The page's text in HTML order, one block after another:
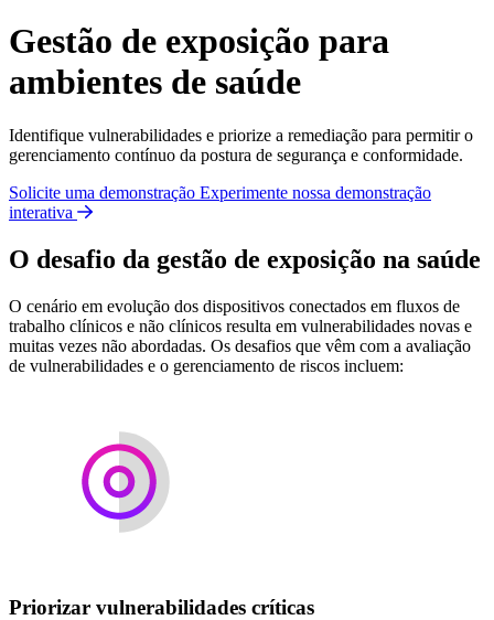
Gestão de exposição para
ambientes de saúde
Identifique vulnerabilidades e priorize a remediação para permitir o
gerenciamento contínuo da postura de segurança e conformidade.
Solicite uma demonstração Experimente nossa demonstração
interativa
O desafio da gestão de exposição na saúde
O cenário em evolução dos dispositivos conectados em fluxos de
trabalho clínicos e não clínicos resulta em vulnerabilidades novas e
muitas vezes não abordadas. Os desafios que vêm com a avaliação
de vulnerabilidades e o gerenciamento de riscos incluem:
Priorizar vulnerabilidades críticas